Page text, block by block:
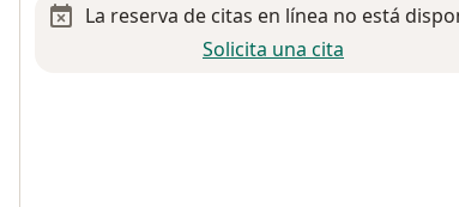
La reserva de citas en línea no está
Solicita una cita